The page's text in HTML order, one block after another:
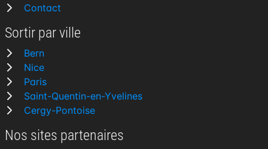
Contact
Sortir par ville
Bern
Nice
Paris
Saint-Quentin-en-Yvelines
Cergy-Pontoise
Nos sites partenaires